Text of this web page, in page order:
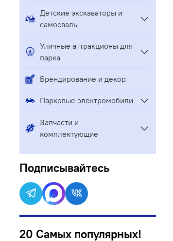
Детские экскаваторы и
самосвалы
Уличные аттракционы для
парка
Брендирование и декор
Парковые электромобили
Запчасти и
комплектующие
Подписывайтесь
20 Самых популярных!